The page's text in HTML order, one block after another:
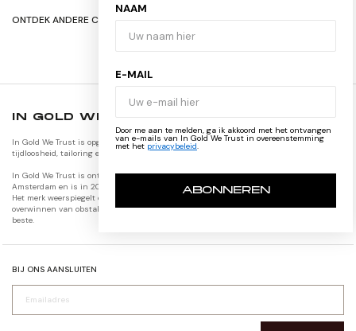
ONTDEK ANDERE COLLECTIES
IN GOLD WE TRUST
In Gold We Trust is opgericht in 2012 volgens de principes van
tijdloosheid, tailoring en vrijheid.
In Gold We Trust is ontstaan als een modelijn binnen Franzel
Amsterdam en is in 2012 formeel opgericht door Eric Franzel.
Het merk weerspiegelt de reis van de oprichter van het
overwinnen van obstakels en het voortdurend streven naar het
beste.
BIJ ONS AANSLUITEN
NAAM
E-MAIL
Door me aan te melden, ga ik akkoord met het ontvangen
van e-mails van In Gold We Trust in overeenstemming
met hetprivacybeleid.
ABONNEREN